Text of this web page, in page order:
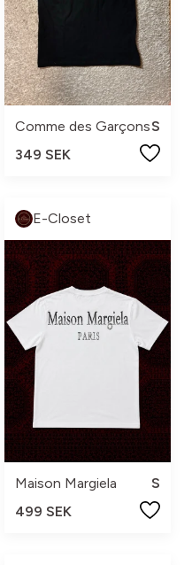
Comme des GarçonsS
349 SEK
E-Closet
Maison Margiela
S
499 SEK